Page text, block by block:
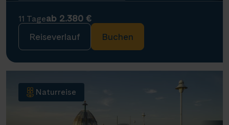
WhatsAppHotline +49 30 346 456 950
11 Tageab 2.380 €
Reiseverlauf
Buchen
Naturreise